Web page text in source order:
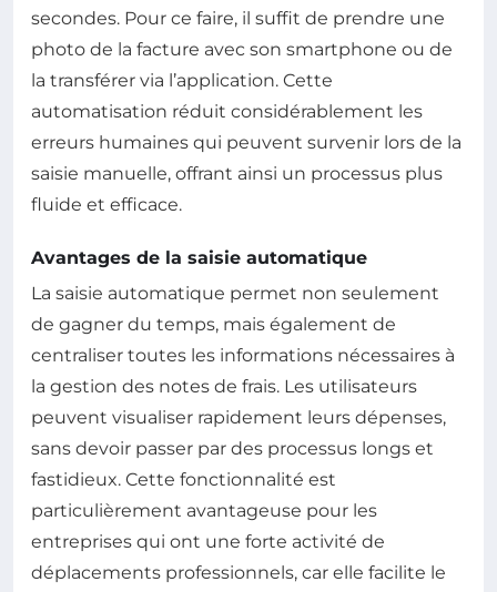
secondes. Pour ce faire, il suffit de prendre une
photo de la facture avec son smartphone ou de
la transférer via l’application. Cette
automatisation réduit considérablement les
erreurs humaines qui peuvent survenir lors de la
saisie manuelle, offrant ainsi un processus plus
fluide et efficace.
Avantages de la saisie automatique
La saisie automatique permet non seulement
de gagner du temps, mais également de
centraliser toutes les informations nécessaires à
la gestion des notes de frais. Les utilisateurs
peuvent visualiser rapidement leurs dépenses,
sans devoir passer par des processus longs et
fastidieux. Cette fonctionnalité est
particulièrement avantageuse pour les
entreprises qui ont une forte activité de
déplacements professionnels, car elle facilite le